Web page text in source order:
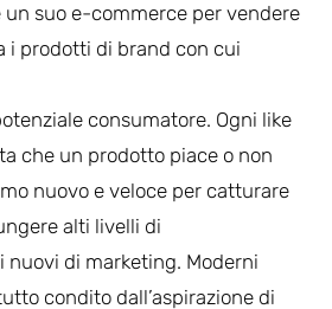
suo e-commerce per vendere
i prodotti di brand con cui
consumatore. Ogni like
che un prodotto piace o non
nuovo e veloce per catturare
alti livelli di
nuovi di marketing. Moderni
condito dall’aspirazione di